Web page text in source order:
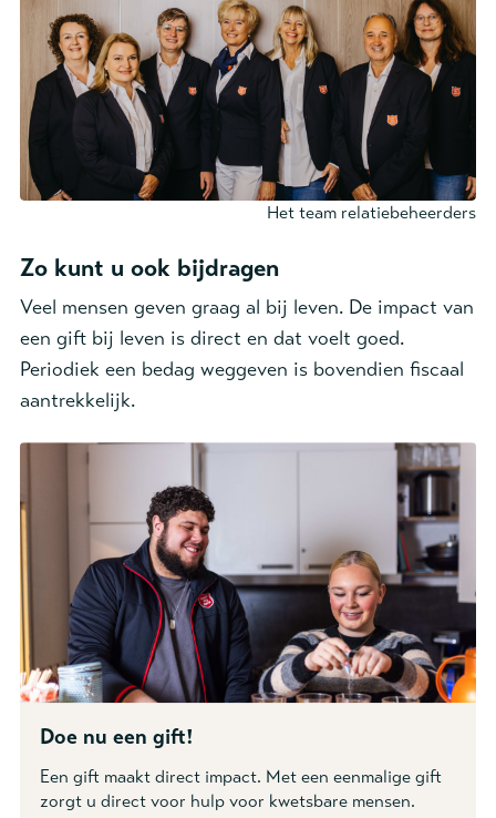
Het team relatiebeheerders
Zo kunt u ook bijdragen
Veel mensen geven graag al bij leven. De impact van
een gift bij leven is direct en dat voelt goed.
Periodiek een bedag weggeven is bovendien fiscaal
aantrekkelijk.
Doe nu een gift!
Een gift maakt direct impact. Met een eenmalige gift
zorgt u direct voor hulp voor kwetsbare mensen.